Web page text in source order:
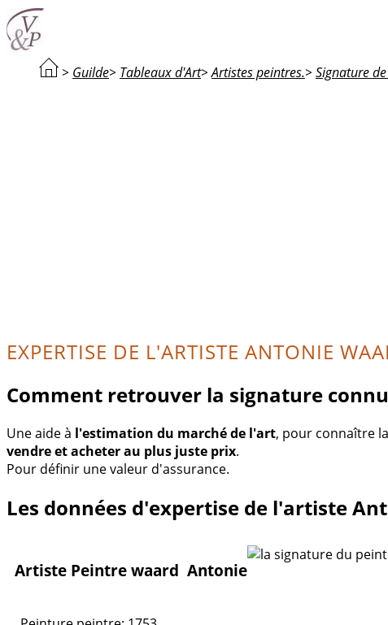
> Guilde> Tableaux d'Art>Artistes peintres.> Signature
EXPERTISE DE L'ARTISTE ANTONIE
Comment retrouver la signature
Une aide à l'estimation du marché de l'art, pour connaître
vendre et acheter au plus juste prix.
Pour définir une valeur d'assurance.
Les données d'expertise de l'artiste
Artiste Peintre waard Antonie